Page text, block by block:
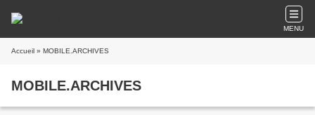
MENU
Accueil » MOBILE.ARCHIVES
MOBILE.ARCHIVES